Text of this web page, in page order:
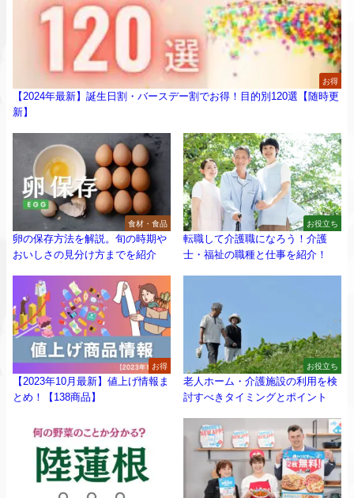
お得
【2024年最新】誕生日割・バースデー割でお得！目的別120選【随時更
新】
食材・食品
卵の保存方法を解説。旬の時期や
おいしさの見分け方までを紹介
お役立ち
転職して介護職になろう！介護
士・福祉の職種と仕事を紹介！
お得
【2023年10月最新】値上げ情報ま
とめ！【138商品】
お役立ち
老人ホーム・介護施設の利用を検
討すべきタイミングとポイント